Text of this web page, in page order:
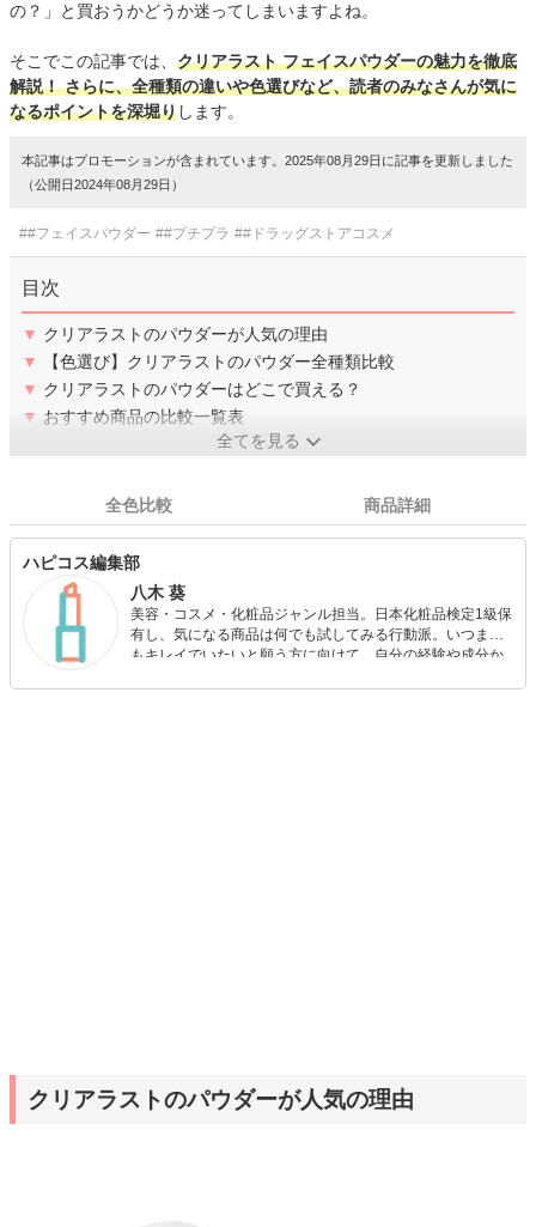
の？」と買おうかどうか迷ってしまいますよね。
そこでこの記事では、 クリアラスト フェイスパウダーの魅力を徹底
解説！ さらに、全種類の違いや色選びなど、読者のみなさんが気に
なるポイントを深堀りします。
本記事はプロモーションが含まれています。2025年08月29日に記事を更新しました
（公開日2024年08月29日）
##フェイスパウダー ##プチプラ ##ドラッグストアコスメ
目次
▼ クリアラストのパウダーが人気の理由
▼
【色選び】クリアラストのパウダー全種類比較
▼ クリアラストのパウダーはどこで買える？
▼ おすすめ商品の比較一覧表
全てを見る
全色比較 商品詳細
ハピコス編集部
八木 葵
美容・コスメ・化粧品ジャンル担当。日本化粧品検定1級保
有し、気になる商品は何でも試してみる行動派。いつまで
もキレイでいたいと願う方に向けて、自分の経験や成分か
クリアラストのパウダーが人気の理由